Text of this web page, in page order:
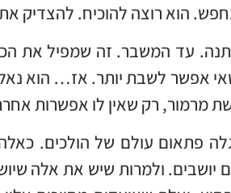
הוא רוצה להוכיח. להצדיק
עד המשבר. זה שמפיל את
אפשר לשבת יותר. אז… הוא
מרמור, רק שאין לו אפשרות
פתאום עולם של הולכים.
יושבים. ולמרות שיש את אלה